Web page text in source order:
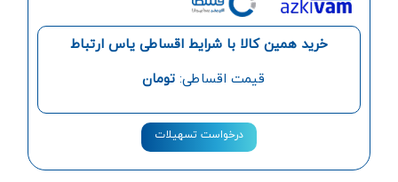
خرید همین کالا با شرایط اقساطی یاس ارتباط
قیمت اقساطی: تومان
درخواست تسهیلات